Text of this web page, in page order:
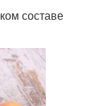
составе